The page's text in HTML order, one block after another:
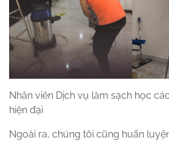
Nhân viên Dịch vụ làm sạch học
hiện đại
Ngoài ra, chúng tôi cũng huấn